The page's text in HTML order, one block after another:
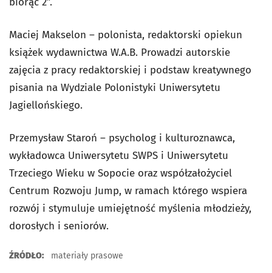
Maciej Makselon – polonista, redaktorski opiekun
książek wydawnictwa W.A.B. Prowadzi autorskie
zajęcia z pracy redaktorskiej i podstaw kreatywnego
pisania na Wydziale Polonistyki Uniwersytetu
Jagiellońskiego.
Przemysław Staroń – psycholog i kulturoznawca,
wykładowca Uniwersytetu SWPS i Uniwersytetu
Trzeciego Wieku w Sopocie oraz współzałożyciel
Centrum Rozwoju Jump, w ramach którego wspiera
rozwój i stymuluje umiejętność myślenia młodzieży,
dorosłych i seniorów.
ŹRÓDŁO: materiały prasowe